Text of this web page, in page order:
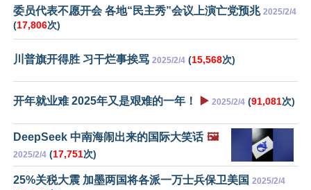
委员代表不愿开会 各地“民主秀”会议上演亡党预兆 2025/2/4
(17,806次)
川普旗开得胜 习干烂事挨骂 2025/2/4 (15,568次)
开年就业难 2025年又是艰难的一年！ ▶️ 2025/2/4 (91,081次)
DeepSeek 中南海闹出来的国际大笑话 🖼️
2025/2/4 (17,751次)
25%关税大震 加墨两国将各派一万士兵保卫美国 2025/2/4